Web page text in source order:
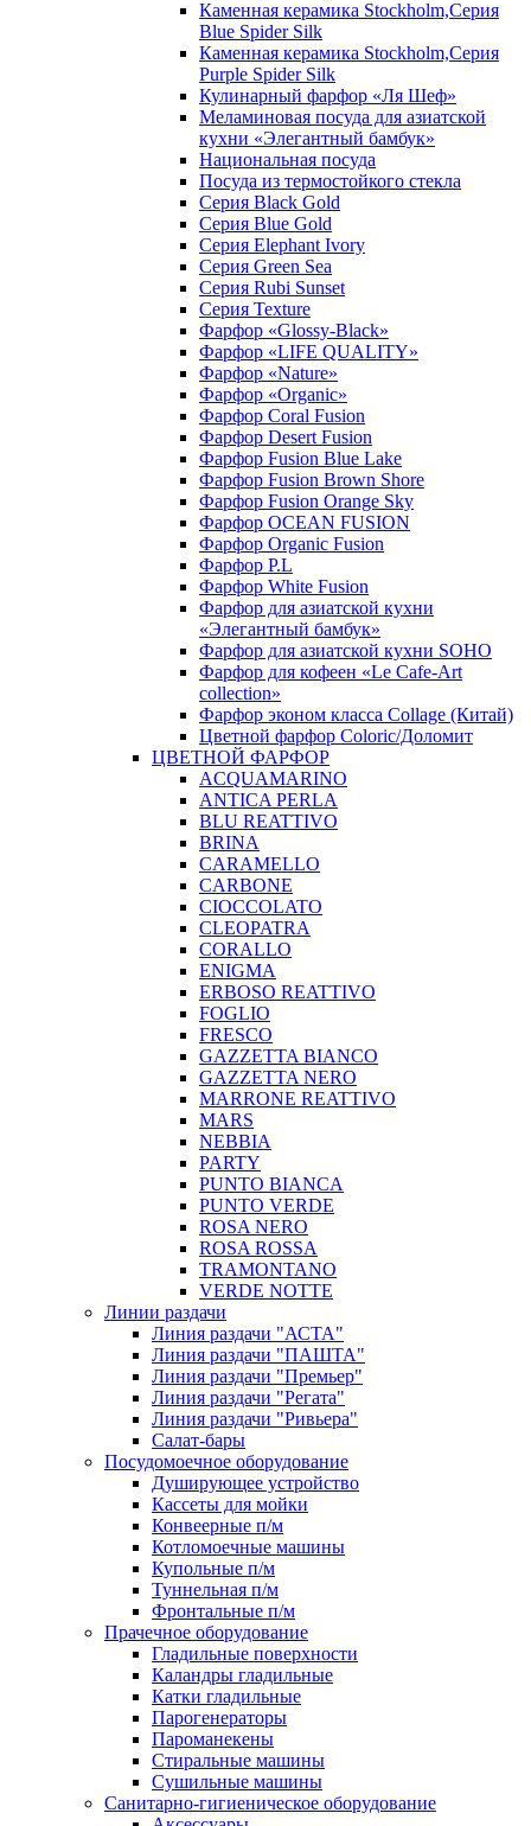
Каменная керамика Stockholm,Серия
Blue Spider Silk
Каменная керамика Stockholm,Серия
Purple Spider Silk
Кулинарный фарфор «Ля Шеф»
Меламиновая посуда для азиатской
кухни «Элегантный бамбук»
Национальная посуда
Посуда из термостойкого стекла
Серия Black Gold
Серия Blue Gold
Серия Elephant Ivory
Серия Green Sea
Серия Rubi Sunset
Серия Texture
Фарфор «Glossy-Black»
Фарфор «LIFE QUALITY»
Фарфор «Nature»
Фарфор «Organic»
Фарфор Coral Fusion
Фарфор Desert Fusion
Фарфор Fusion Blue Lake
Фарфор Fusion Brown Shore
Фарфор Fusion Orange Sky
Фарфор OCEAN FUSION
Фарфор Organic Fusion
Фарфор P.L
Фарфор White Fusion
Фарфор для азиатской кухни
«Элегантный бамбук»
Фарфор для азиатской кухни SOHO
Фарфор для кофеен «Le Cafe-Art
collection»
Фарфор эконом класса Collage (Китай)
Цветной фарфор Coloric/Доломит
ЦВЕТНОЙ ФАРФОР
ACQUAMARINO
ANTICA PERLA
BLU REATTIVO
BRINA
CARAMELLO
CARBONE
CIOCCOLATO
CLEOPATRA
CORALLO
ENIGMA
ERBOSO REATTIVO
FOGLIO
FRESCO
GAZZETTA BIANCO
GAZZETTA NERO
MARRONE REATTIVO
MARS
NEBBIA
PARTY
PUNTO BIANCA
PUNTO VERDE
ROSA NERO
ROSA ROSSA
TRAMONTANO
VERDE NOTTE
Линии раздачи
Линия раздачи "АСТА"
Линия раздачи "ПАШТА"
Линия раздачи "Премьер"
Линия раздачи "Регата"
Линия раздачи "Ривьера"
Салат-бары
Посудомоечное оборудование
Душирующее устройство
Кассеты для мойки
Конвеерные п/м
Котломоечные машины
Купольные п/м
Туннельная п/м
Фронтальные п/м
Прачечное оборудование
Гладильные поверхности
Каландры гладильные
Катки гладильные
Парогенераторы
Пароманекены
Стиральные машины
Сушильные машины
Санитарно-гигиеническое оборудование